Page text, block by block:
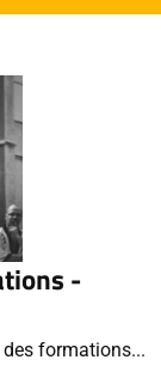
-
formations...